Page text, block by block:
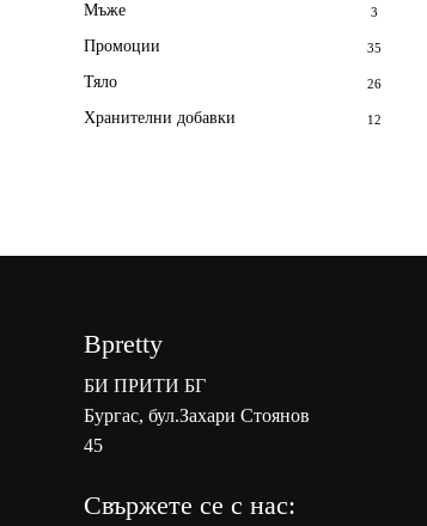
Мъже 3
Промоции 35
Тяло 26
Хранителни добавки 12
Bpretty
БИ ПРИТИ БГ
Бургас, бул.Захари Стоянов
45
Свържете се с нас: